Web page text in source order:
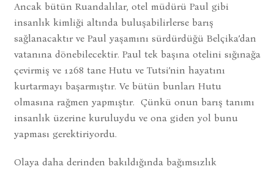
Ancak bütün Ruandalılar, otel müdürü Paul gibi
insanlık kimliği altında buluşabilirlerse barış
sağlanacaktır ve Paul yaşamını sürdürdüğü Belçika’dan
vatanına dönebilecektir. Paul tek başına otelini sığınağa
çevirmiş ve 1268 tane Hutu ve Tutsi’nin hayatını
kurtarmayı başarmıştır. Ve bütün bunları Hutu
olmasına rağmen yapmıştır. Çünkü onun barış tanımı
insanlık üzerine kuruluydu ve ona giden yol bunu
yapması gerektiriyordu.
Olaya daha derinden bakıldığında bağımsızlık